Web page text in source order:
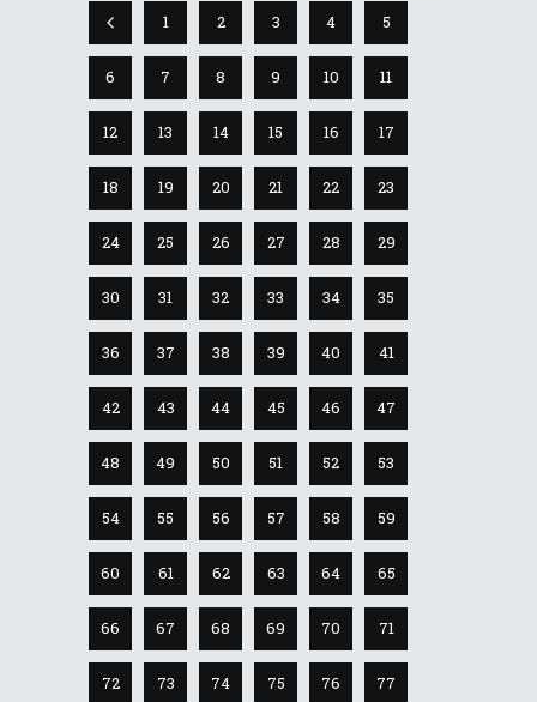
1 2 3 4 5
6 7 8 9 10 11
12 13 14 15 16 17
18 19 20 21 22 23
24 25 26 27 28 29
30 31 32 33 34 35
36 37 38 39 40 41
42 43 44 45 46 47
48 49 50 51 52 53
54 55 56 57 58 59
60 61 62 63 64 65
66 67 68 69 70 71
72 73 74 75 76 77